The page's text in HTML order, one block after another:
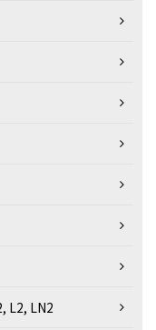
L2, LN2